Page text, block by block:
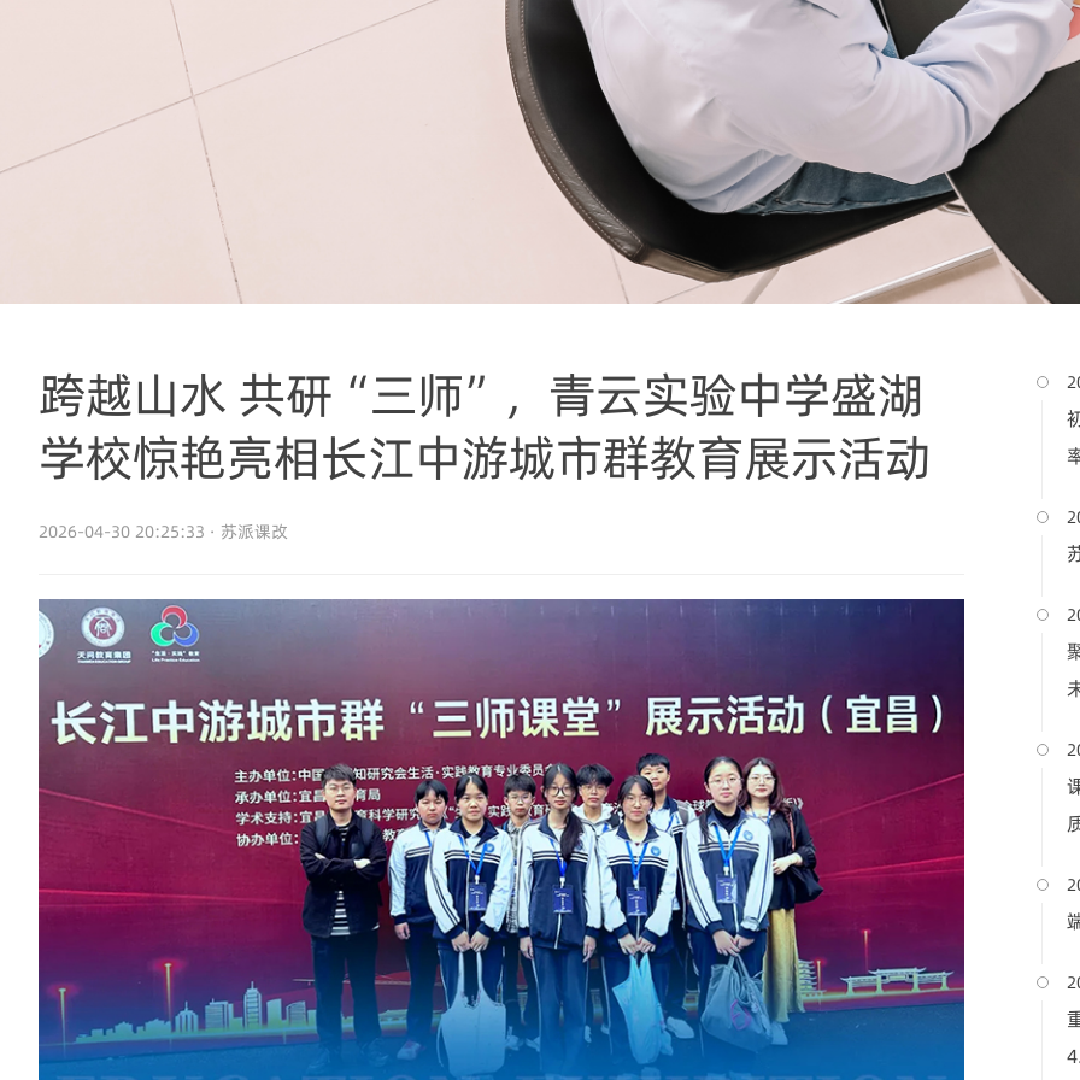
跨越山水 共研“三师”，青云实验中学盛湖
学校惊艳亮相长江中游城市群教育展示活动
2026-04-30 20:25:33 · 苏派课改